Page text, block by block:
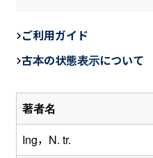
著者名
Ing，N. tr.
e
b
o
o
ご利用ガイド
古本の状態表示について